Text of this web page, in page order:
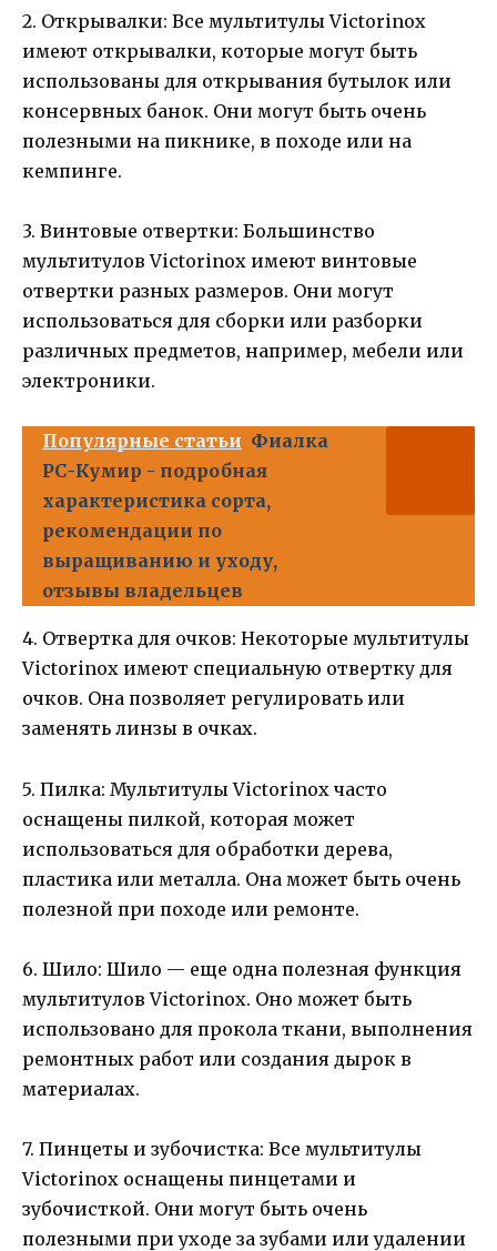
2. Открывалки: Все мультитулы Victorinox
имеют открывалки, которые могут быть
использованы для открывания бутылок или
консервных банок. Они могут быть очень
полезными на пикнике, в походе или на
кемпинге.
3. Винтовые отвертки: Большинство
мультитулов Victorinox имеют винтовые
отвертки разных размеров. Они могут
использоваться для сборки или разборки
различных предметов, например, мебели или
электроники.
Популярные статьи Фиалка
РС-Кумир - подробная
характеристика сорта,
рекомендации по
выращиванию и уходу,
отзывы владельцев
4. Отвертка для очков: Некоторые мультитулы
Victorinox имеют специальную отвертку для
очков. Она позволяет регулировать или
заменять линзы в очках.
5. Пилка: Мультитулы Victorinox часто
оснащены пилкой, которая может
использоваться для обработки дерева,
пластика или металла. Она может быть очень
полезной при походе или ремонте.
6. Шило: Шило — еще одна полезная функция
мультитулов Victorinox. Оно может быть
использовано для прокола ткани, выполнения
ремонтных работ или создания дырок в
материалах.
7. Пинцеты и зубочистка: Все мультитулы
Victorinox оснащены пинцетами и
зубочисткой. Они могут быть очень
полезными при уходе за зубами или удалении